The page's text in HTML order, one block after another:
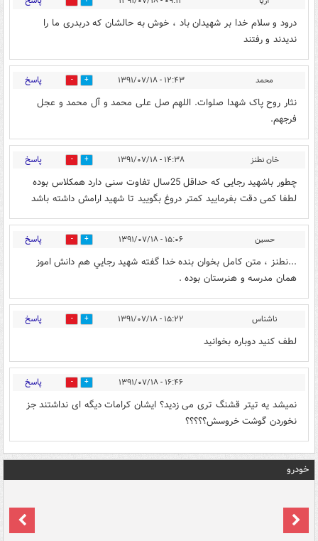
درود و سلام خدا بر شهیدان باد ، خوش به حالشان که دربدری ما را
ندیدند و رفتند
محمد ۱۲:۴۳ - ۱۳۹۱/۰۷/۱۸ 0 پاسخ
نثار روح پاک شهدا صلوات. اللهم صل علی محمد و آل محمد و عجل
فرجهم.
خان نطنز ۱۴:۳۸ - ۱۳۹۱/۰۷/۱۸ 0 پاسخ
چطور باشهید رجایی که حداقل 25سال تفاوت سنی دارد همکلاس بوده
لطفا کمی دقت بفرمایید کمتر دروغ بگویید تا شهید ارامش داشته باشد
حسين ۱۵:۰۶ - ۱۳۹۱/۰۷/۱۸ 0 پاسخ
...نطنز ، متن كامل بخوان بنده خدا گفته شهيد رجايي هم دانش اموز
همان مدرسه و هنرستان بوده .
ناشناس ۱۵:۲۲ - ۱۳۹۱/۰۷/۱۸ 0 پاسخ
لطف کنید دوباره بخوانید
۱۶:۴۶ - ۱۳۹۱/۰۷/۱۸ 0 پاسخ
نمیشد یه تیتر قشنگ تری می زدید؟ ایشان کرامات دیگه ای نداشتند جز
نخوردن گوشت خروسش؟؟؟؟؟
خودرو